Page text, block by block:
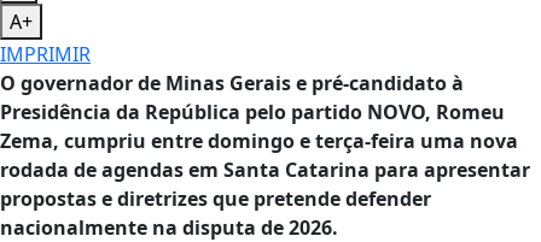
A+
IMPRIMIR
O governador de Minas Gerais e pré-candidato à
Presidência da República pelo partido NOVO, Romeu
Zema, cumpriu entre domingo e terça-feira uma nova
rodada de agendas em Santa Catarina para apresentar
propostas e diretrizes que pretende defender
nacionalmente na disputa de 2026.